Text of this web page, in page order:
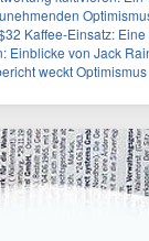
Optimismus
Kaffee-Einsatz:
von Jack Raines
Optimismus unter